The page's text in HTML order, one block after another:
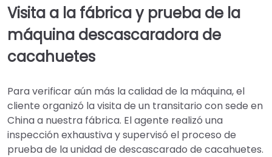
Visita a la fábrica y prueba de la
máquina descascaradora de
cacahuetes
Para verificar aún más la calidad de la máquina, el
cliente organizó la visita de un transitario con sede en
China a nuestra fábrica. El agente realizó una
inspección exhaustiva y supervisó el proceso de
prueba de la unidad de descascarado de cacahuetes.